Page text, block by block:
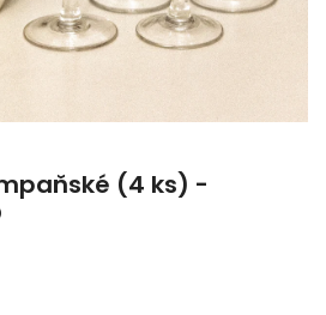
(4 ks) -